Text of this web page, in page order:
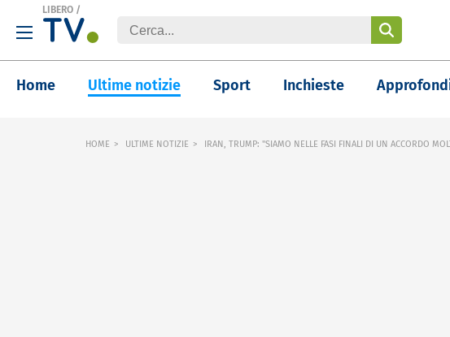
LIBERO /
Home Ultime notizie Sport Inchieste
HOME ULTIME NOTIZIE IRAN, TRUMP: "SIAMO NELLE FASI FINALI DI UN ACCORDO